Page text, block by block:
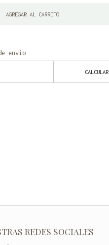
AGREGAR AL CARRITO
envío
CALCULAR
REDES SOCIALES